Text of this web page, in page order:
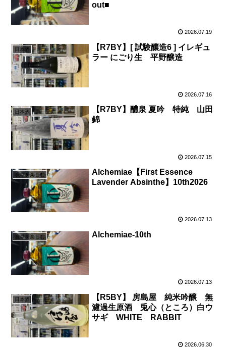
out■
2026.07.19
日本酒
【R7BY】[ 試験釀造6 ] イレギュ
ラー にごり生 平野醸造
2026.07.16
日本酒
【R7BY】醴泉 夏吟 特純 山田
錦
2026.07.15
岐阜を楽しむ
Alchemiae【First Essence
Lavender Absinthe】10th2026
2026.07.13
岐阜を楽しむ Alchemiae-10th
2026.07.13
日本酒
【R5BY】 房島屋 純米吟醸 無
濾過生原酒 兎心（ところ）白ウ
サギ WHITE RABBIT
2026.06.30